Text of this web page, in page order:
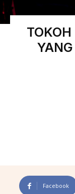
TOKOH
Facebook